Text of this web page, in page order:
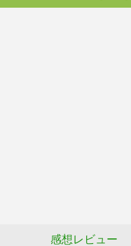
感想レビュー